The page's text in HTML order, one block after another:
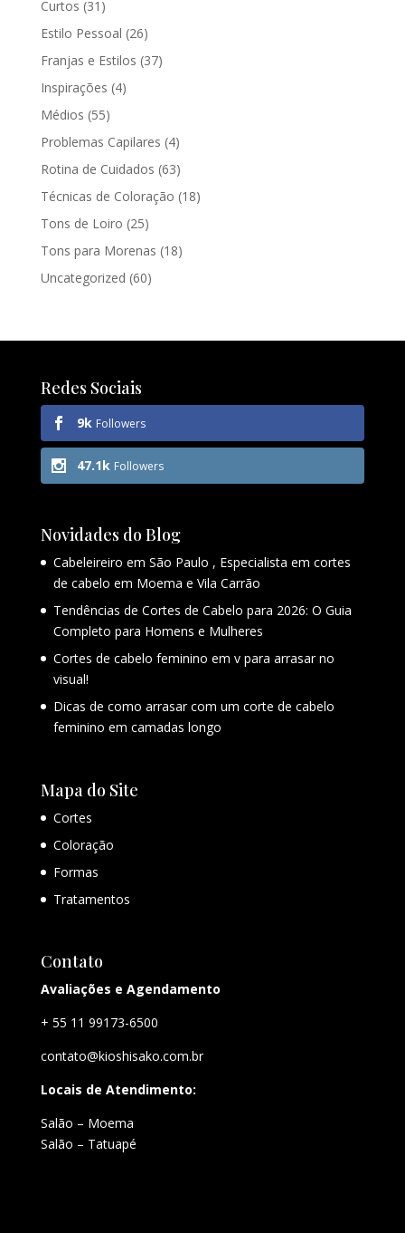
Curtos (31)
Estilo Pessoal (26)
Franjas e Estilos (37)
Inspirações (4)
Médios (55)
Problemas Capilares (4)
Rotina de Cuidados (63)
Técnicas de Coloração (18)
Tons de Loiro (25)
Tons para Morenas (18)
Uncategorized (60)
Redes Sociais
9k Followers
47.1k Followers
Novidades do Blog
Cabeleireiro em São Paulo , Especialista em cortes
de cabelo em Moema e Vila Carrão
Tendências de Cortes de Cabelo para 2026: O Guia
Completo para Homens e Mulheres
Cortes de cabelo feminino em v para arrasar no
visual!
Dicas de como arrasar com um corte de cabelo
feminino em camadas longo
Mapa do Site
Cortes
Coloração
Formas
Tratamentos
Contato
Avaliações e Agendamento
+ 55 11 99173-6500
contato@kioshisako.com.br
Locais de Atendimento:
Salão – Moema
Salão – Tatuapé